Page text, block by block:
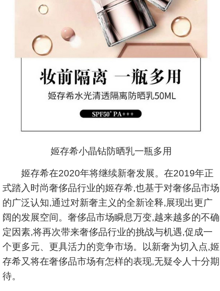
姬存希小晶钻防晒乳一瓶多用
姬存希在2020年将继续新奢发展。在2019年正
式踏入时尚奢侈品行业的姬存希,也基于对奢侈品市场
的广泛认知,通过对新奢主义的全新诠释,展现出更广
阔的发展空间。奢侈品市场瞬息万变,越来越多的不确
定因素,将再次带来奢侈品行业的挑战与机遇,促成一
个更多元、更具活力的竞争市场。以新奢为切入点,姬
存希又将在奢侈品市场有怎样的表现,无疑令人十分期
待。